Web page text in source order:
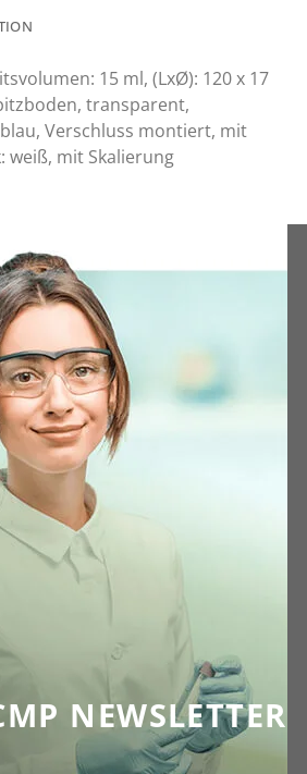
15 ml, (LxØ): 120 x 17
transparent,
Verschluss montiert, mit
weiß, mit Skalierung
NEWSLETTER